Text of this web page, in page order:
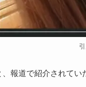
報道で紹介されて